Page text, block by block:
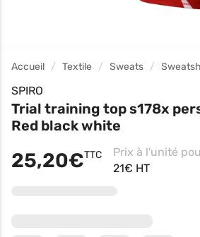
Accueil Textile Sweats
SPIRO
Trial training top s178x
Red black white
25,20€TTC
21€ HT